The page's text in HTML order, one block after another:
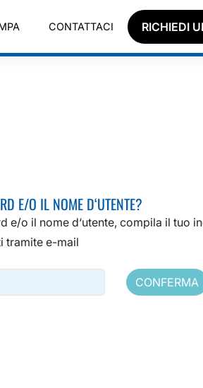
CONTATTACI RICHIEDI
E/O IL NOME D‘UTENTE?
e/o il nome d‘utente, compila il tuo
tramite e-mail
CONFERMA